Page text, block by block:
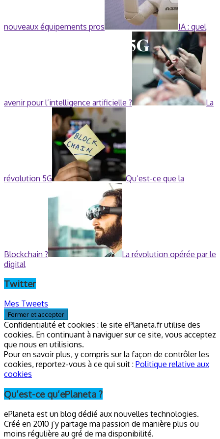
nouveaux équipements pros IA : quel
avenir pour l’intelligence artificielle ? La
révolution 5G Qu’est-ce que la
Blockchain ?
La révolution opérée par le
digital
Twitter
Mes Tweets
Confidentialité et cookies : le site ePlaneta.fr utilise des
cookies. En continuant à naviguer sur ce site, vous acceptez
que nous en utilisions.
Pour en savoir plus, y compris sur la façon de contrôler les
cookies, reportez-vous à ce qui suit : Politique relative aux
cookies
Qu’est-ce qu’ePlaneta ?
ePlaneta est un blog dédié aux nouvelles technologies.
Créé en 2010 j’y partage ma passion de manière plus ou
moins régulière au gré de ma disponibilité.